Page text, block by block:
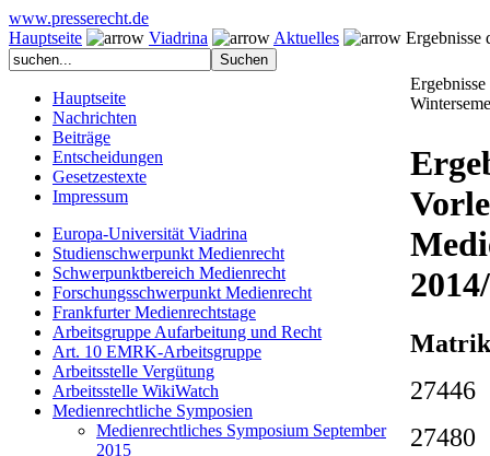
www.presserecht.de
Hauptseite
Viadrina Aktuelles Ergebnisse
Hauptseite
Nachrichten
Beiträge
Entscheidungen
Gesetzestexte
Impressum
Europa-Universität Viadrina
Studienschwerpunkt Medienrecht
Schwerpunktbereich Medienrecht
Forschungsschwerpunkt Medienrecht
Frankfurter Medienrechtstage
Arbeitsgruppe Aufarbeitung und Recht
Art. 10 EMRK-Arbeitsgruppe
Arbeitsstelle Vergütung
Arbeitsstelle WikiWatch
Medienrechtliche Symposien
Medienrechtliches Symposium September
2015